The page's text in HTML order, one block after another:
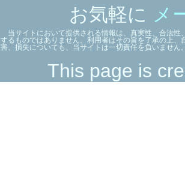
お気軽に メ
当サイトにおいて提供される情報は、真実性、合法性
するものではありません。利用者はその旨を了承の上
害、損失についても、当サイトは一切責任を負いません
This page is